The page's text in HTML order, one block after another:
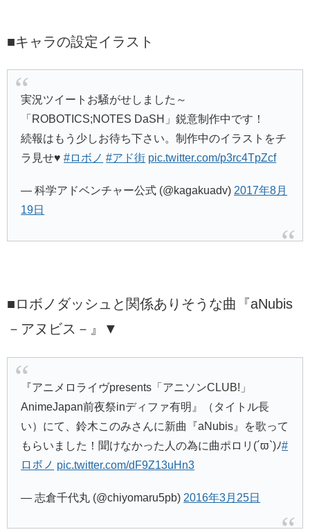
■キャラの設定イラスト
実況ツイートお騒がせしました～
「ROBOTICS;NOTES DaSH」鋭意制作中です！
続報はもう少しお待ち下さい。制作中のイラストをチ
ラ見せ♥#ロボノ #アド街 pic.twitter.com/p3rc4TpZcf
— 科学アドベンチャー公式 (@kagakuadv) 2017年8月
19日
■ロボノダッシュと関係ありそうな曲『aNubis
－アヌビス－ 』▼
『アニメロライヴpresents「アニソンCLUB!」
AnimeJapan前夜祭inディファ有明』（タイトル長
い）にて、鈴木このみさんに新曲『aNubis』を歌って
もらいました！聞けなかった人の為に曲ポロリ(´ϖ`)ﾉ#
ロボノ pic.twitter.com/dF9Z13uHn3
— 志倉千代丸 (@chiyomaru5pb) 2016年3月25日